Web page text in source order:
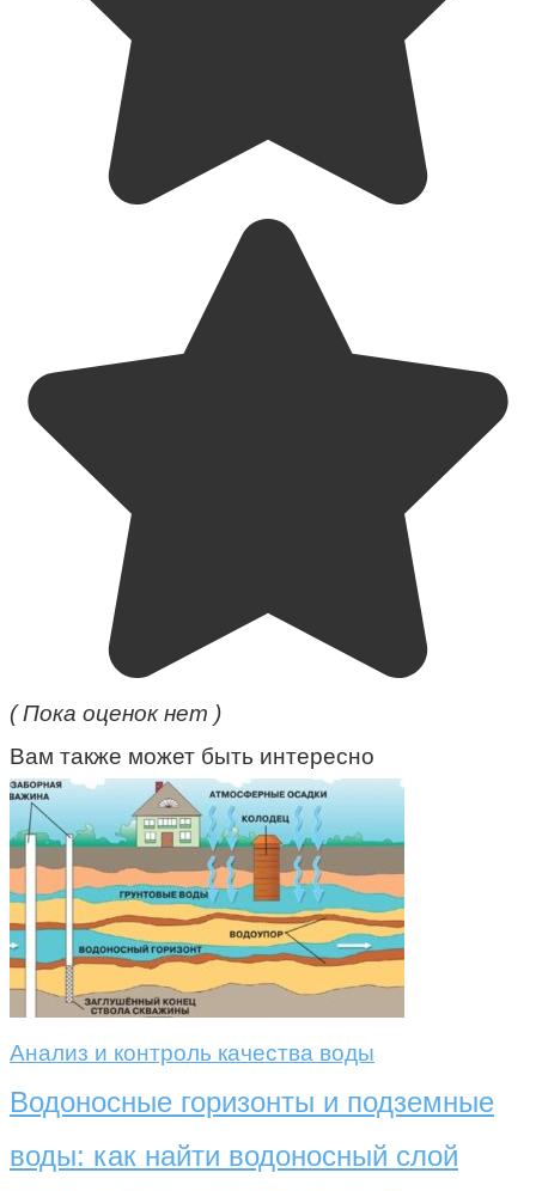
( Пока оценок нет )
Вам также может быть интересно
Анализ и контроль качества воды
Водоносные горизонты и подземные
воды: как найти водоносный слой